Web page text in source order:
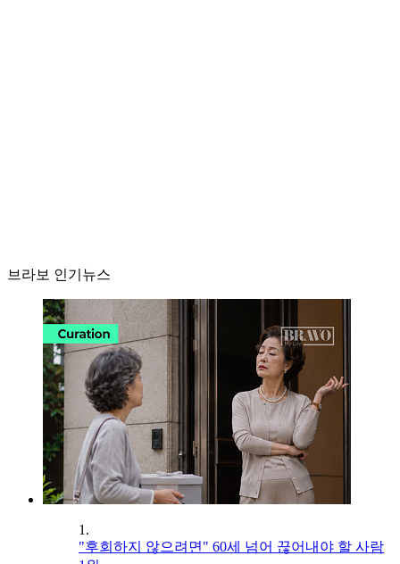
브라보 인기뉴스
1.
"후회하지 않으려면" 60세 넘어 끊어내야 할 사람